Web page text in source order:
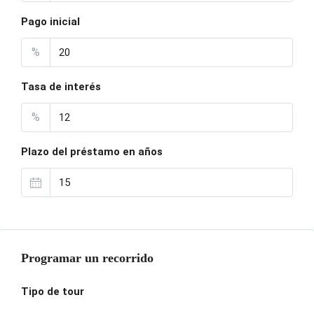
Pago inicial
%
Tasa de interés
%
Plazo del préstamo en años
Programar un recorrido
Tipo de tour